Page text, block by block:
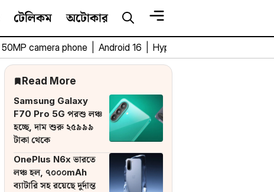
টেলিকম অটোকার
50MP camera phone Android 16 HyperOS 3
Read More
Samsung Galaxy
F70 Pro 5G পরশু লঞ্চ
হচ্ছে, দাম শুরু ২৫৯৯৯
টাকা থেকে
OnePlus N6x ভারতে
লঞ্চ হল, ৭০০০mAh
ব্যাটারি সহ রয়েছে দুর্দান্ত